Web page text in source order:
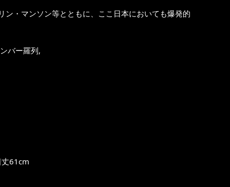
・マンソン等とともに、ここ日本においても爆発的
バー羅列,
61cm